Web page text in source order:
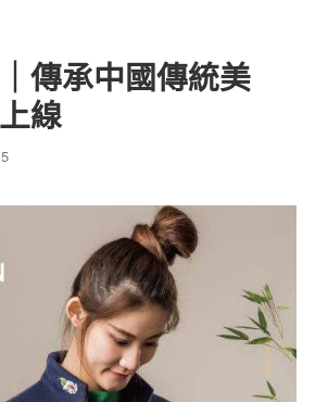
傳承中國傳統美
線